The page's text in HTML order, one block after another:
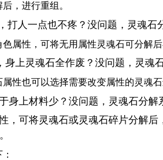
，进行重组。
打人一点也不疼？没问题，灵魂石
色属性，可将无用属性灵魂石可分解
身上灵魂石全作废？没问题，灵魂
属性也可以选择需要改变属性的灵魂
身上材料少？没问题，灵魂石分解
，可将灵魂石或灵魂石碎片分解